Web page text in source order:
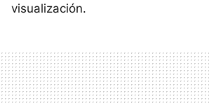
visualización.